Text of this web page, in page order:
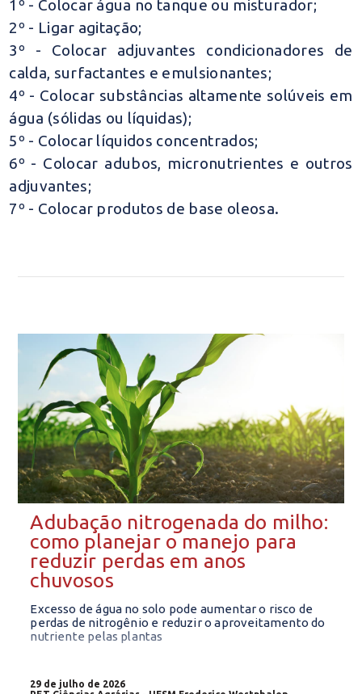
1º - Colocar água no tanque ou misturador;
2º - Ligar agitação;
3º - Colocar adjuvantes condicionadores de
calda, surfactantes e emulsionantes;
4º - Colocar substâncias altamente solúveis em
água (sólidas ou líquidas);
5º - Colocar líquidos concentrados;
6º - Colocar adubos, micronutrientes e outros
adjuvantes;
7º - Colocar produtos de base oleosa.
Adubação nitrogenada do milho:
como planejar o manejo para
reduzir perdas em anos
chuvosos
Excesso de água no solo pode aumentar o risco de
perdas de nitrogênio e reduzir o aproveitamento do
nutriente pelas plantas
29 de julho de 2026